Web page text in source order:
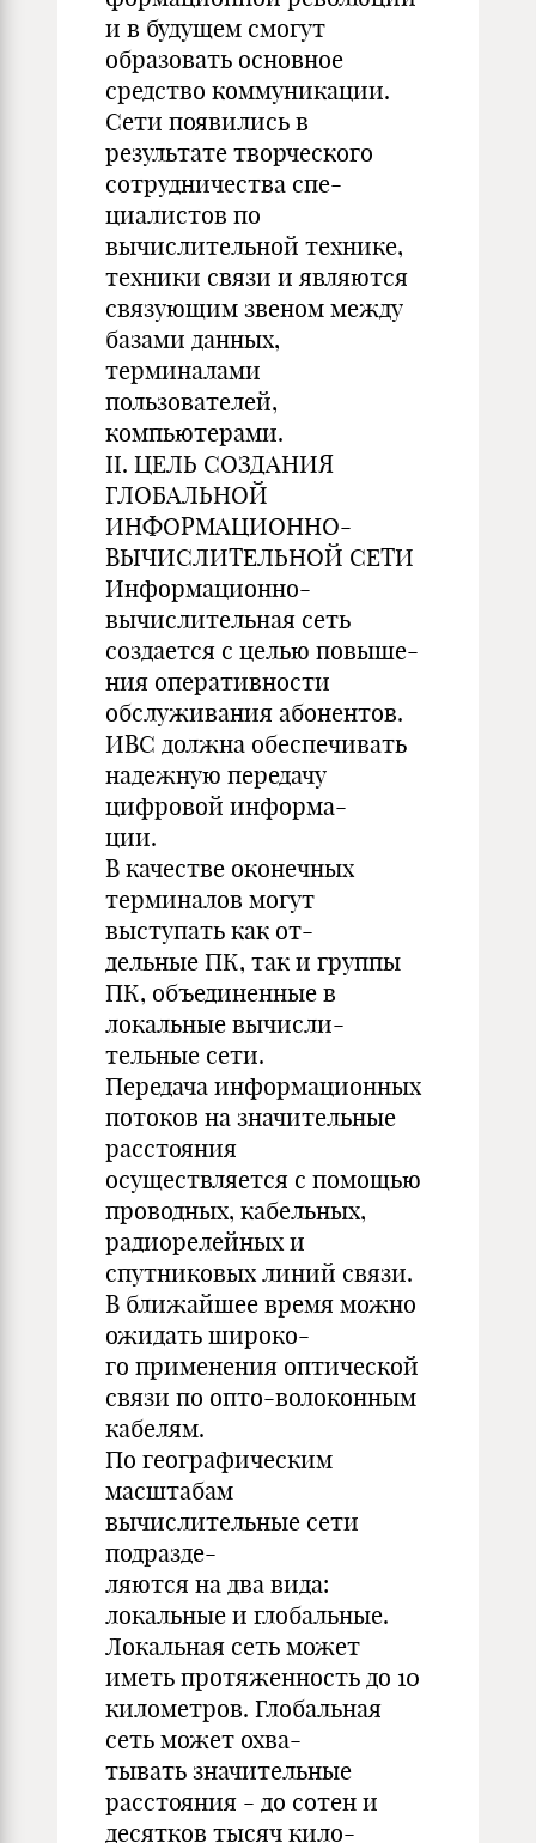
и в будущем смогут
образовать основное
средство коммуникации.
Сети появились в
результате творческого
сотрудничества спе-
циалистов по
вычислительной технике,
техники связи и являются
связующим звеном между
базами данных,
терминалами
пользователей,
компьютерами.
II. ЦЕЛЬ СОЗДАНИЯ
ГЛОБАЛЬНОЙ
ИНФОРМАЦИОННО-
ВЫЧИСЛИТЕЛЬНОЙ СЕТИ
Информационно-
вычислительная сеть
создается с целью повыше-
ния оперативности
обслуживания абонентов.
ИВС должна обеспечивать
надежную передачу
цифровой информа-
ции.
В качестве оконечных
терминалов могут
выступать как от-
дельные ПК, так и группы
ПК, объединенные в
локальные вычисли-
тельные сети.
Передача информационных
потоков на значительные
расстояния
осуществляется с помощью
проводных, кабельных,
радиорелейных и
спутниковых линий связи.
В ближайшее время можно
ожидать широко-
го применения оптической
связи по опто-волоконным
кабелям.
По географическим
масштабам
вычислительные сети
подразде-
ляются на два вида:
локальные и глобальные.
Локальная сеть может
иметь протяженность до 10
километров. Глобальная
сеть может охва-
тывать значительные
расстояния - до сотен и
десятков тысяч кило-